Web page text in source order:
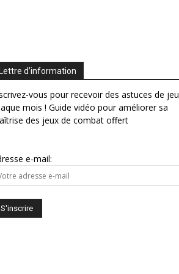
Lettre d’information
vous pour recevoir des astuces de jeu
mois ! Guide vidéo pour améliorer sa
des jeux de combat offert
e-mail: